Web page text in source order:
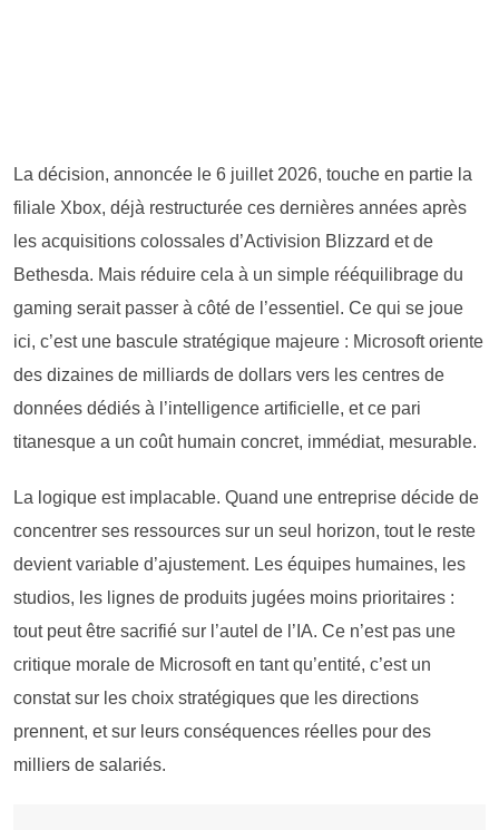
La décision, annoncée le 6 juillet 2026, touche en partie la
filiale Xbox, déjà restructurée ces dernières années après
les acquisitions colossales d’Activision Blizzard et de
Bethesda. Mais réduire cela à un simple rééquilibrage du
gaming serait passer à côté de l’essentiel. Ce qui se joue
ici, c’est une bascule stratégique majeure : Microsoft oriente
des dizaines de milliards de dollars vers les centres de
données dédiés à l’intelligence artificielle, et ce pari
titanesque a un coût humain concret, immédiat, mesurable.
La logique est implacable. Quand une entreprise décide de
concentrer ses ressources sur un seul horizon, tout le reste
devient variable d’ajustement. Les équipes humaines, les
studios, les lignes de produits jugées moins prioritaires :
tout peut être sacrifié sur l’autel de l’IA. Ce n’est pas une
critique morale de Microsoft en tant qu’entité, c’est un
constat sur les choix stratégiques que les directions
prennent, et sur leurs conséquences réelles pour des
milliers de salariés.